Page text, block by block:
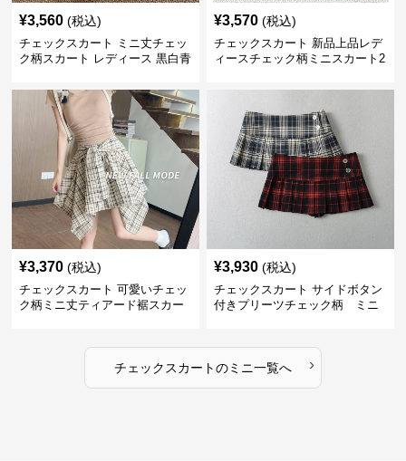
¥3,560 (税込)
チェックスカート ミニ丈チェッ
ク柄スカート レディース 黒白青
¥3,570 (税込)
チェックスカート 新品上品レデ
ィースチェック柄ミニスカート2
¥3,370 (税込)
チェックスカート 可愛いチェッ
ク柄ミニ丈ティアード裾スカー
¥3,930 (税込)
チェックスカート サイドボタン
付きプリーツチェック柄 ミニ
チェックスカートのミニ一覧へ ›